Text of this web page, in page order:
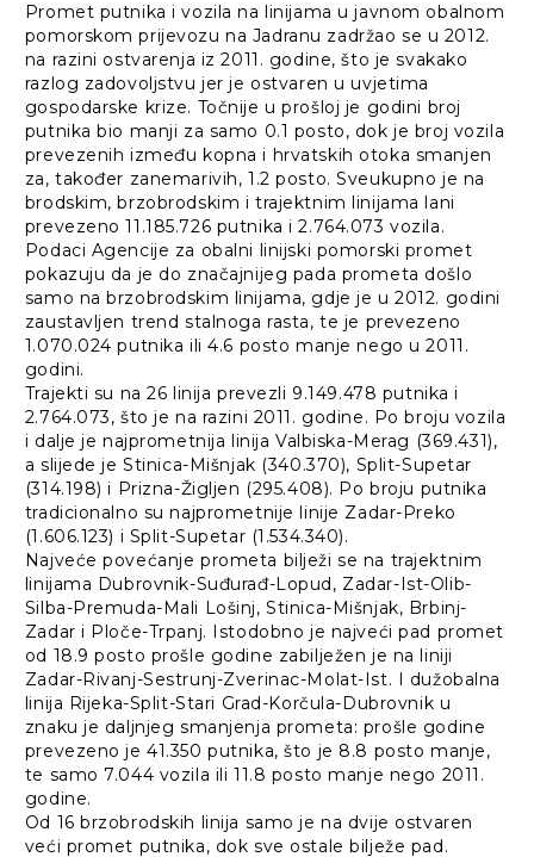
Promet putnika i vozila na linijama u javnom obalnom
pomorskom prijevozu na Jadranu zadržao se u 2012.
na razini ostvarenja iz 2011. godine, što je svakako
razlog zadovoljstvu jer je ostvaren u uvjetima
gospodarske krize. Točnije u prošloj je godini broj
putnika bio manji za samo 0.1 posto, dok je broj vozila
prevezenih između kopna i hrvatskih otoka smanjen
za, također zanemarivih, 1.2 posto. Sveukupno je na
brodskim, brzobrodskim i trajektnim linijama lani
prevezeno 11.185.726 putnika i 2.764.073 vozila.
Podaci Agencije za obalni linijski pomorski promet
pokazuju da je do značajnijeg pada prometa došlo
samo na brzobrodskim linijama, gdje je u 2012. godini
zaustavljen trend stalnoga rasta, te je prevezeno
1.070.024 putnika ili 4.6 posto manje nego u 2011.
godini.
Trajekti su na 26 linija prevezli 9.149.478 putnika i
2.764.073, što je na razini 2011. godine. Po broju vozila
i dalje je najprometnija linija Valbiska-Merag (369.431),
a slijede je Stinica-Mišnjak (340.370), Split-Supetar
(314.198) i Prizna-Žigljen (295.408). Po broju putnika
tradicionalno su najprometnije linije Zadar-Preko
(1.606.123) i Split-Supetar (1.534.340).
Najveće povećanje prometa bilježi se na trajektnim
linijama Dubrovnik-Suđurađ-Lopud, Zadar-Ist-Olib-
Silba-Premuda-Mali Lošinj, Stinica-Mišnjak, Brbinj-
Zadar i Ploče-Trpanj. Istodobno je najveći pad promet
od 18.9 posto prošle godine zabilježen je na liniji
Zadar-Rivanj-Sestrunj-Zverinac-Molat-Ist. I dužobalna
linija Rijeka-Split-Stari Grad-Korčula-Dubrovnik u
znaku je daljnjeg smanjenja prometa: prošle godine
prevezeno je 41.350 putnika, što je 8.8 posto manje,
te samo 7.044 vozila ili 11.8 posto manje nego 2011.
godine.
Od 16 brzobrodskih linija samo je na dvije ostvaren
veći promet putnika, dok sve ostale bilježe pad.